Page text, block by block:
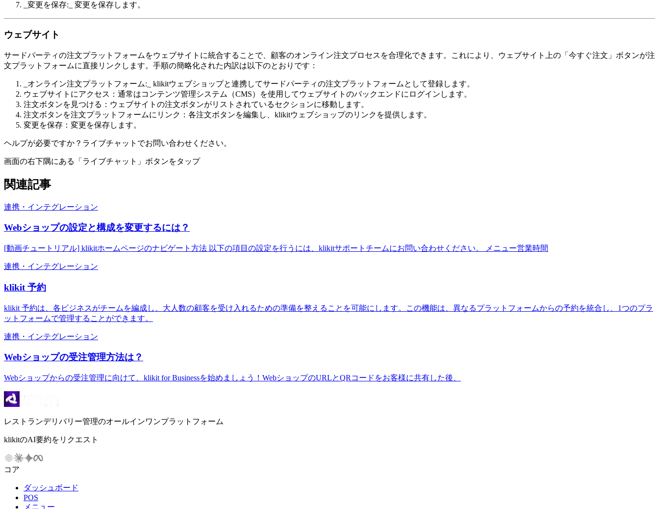
_変更を保存:_ 変更を保存します。
ウェブサイト
サードパーティの注文プラットフォームをウェブサイトに統合することで、顧客のオンライン注文プロセスを合理化できます。これにより、ウェブサイト上の「今すぐ注文」ボタンが注
文プラットフォームに直接リンクします。手順の簡略化された内訳は以下のとおりです：
_オンライン注文プラットフォーム:_ klikitウェブショップと連携してサードパーティの注文プラットフォームとして登録します。
ウェブサイトにアクセス：通常はコンテンツ管理システム（CMS）を使用してウェブサイトのバックエンドにログインします。
注文ボタンを見つける：ウェブサイトの注文ボタンがリストされているセクションに移動します。
注文ボタンを注文プラットフォームにリンク：各注文ボタンを編集し、klikitウェブショップのリンクを提供します。
変更を保存：変更を保存します。
ヘルプが必要ですか？ライブチャットでお問い合わせください。
画面の右下隅にある「ライブチャット」ボタンをタップ
関連記事
連携・インテグレーション
Webショップの設定と構成を変更するには？
[動画チュートリアル] klikitホームページのナビゲート方法 以下の項目の設定を行うには、klikitサポートチームにお問い合わせください。 メニュー営業時間
連携・インテグレーション
klikit 予約
klikit 予約は、各ビジネスがチームを編成し、大人数の顧客を受け入れるための準備を整えることを可能にします。この機能は、異なるプラットフォームからの予約を統合し、1つのプラ
ットフォームで管理することができます。
連携・インテグレーション
Webショップの受注管理方法は？
Webショップからの受注管理に向けて、klikit for Businessを始めましょう！WebショップのURLとQRコードをお客様に共有した後、
レストランデリバリー管理のオールインワンプラットフォーム
klikitのAI要約をリクエスト
コア
ダッシュボード
POS
メニュー